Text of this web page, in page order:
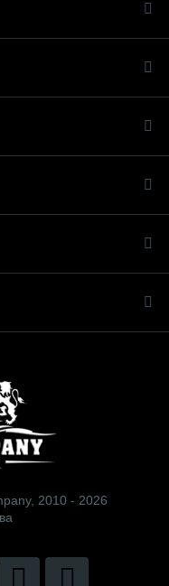
2010 - 2026